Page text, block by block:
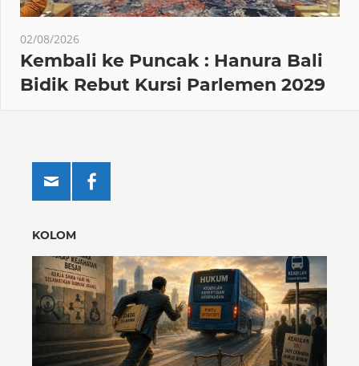
02/08/2026
Kembali ke Puncak : Hanura Bali
Bidik Rebut Kursi Parlemen 2029
KOLOM